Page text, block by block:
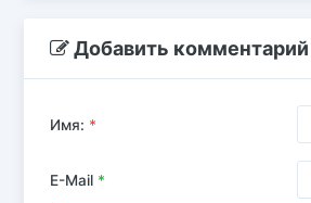
Добавить комментарий
Имя: *
E-Mail *